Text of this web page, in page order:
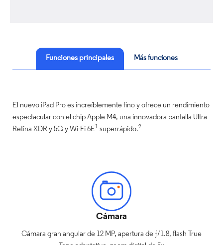
Funciones principales Más funciones
El nuevo iPad Pro es increíblemente fino y ofrece un rendimiento
espectacular con el chip Apple M4, una innovadora pantalla Ultra
Retina XDR y 5G y Wi-Fi 6E1 superrápido.2
Cámara
Cámara gran angular de 12 MP, apertura de ƒ/1.8, flash True